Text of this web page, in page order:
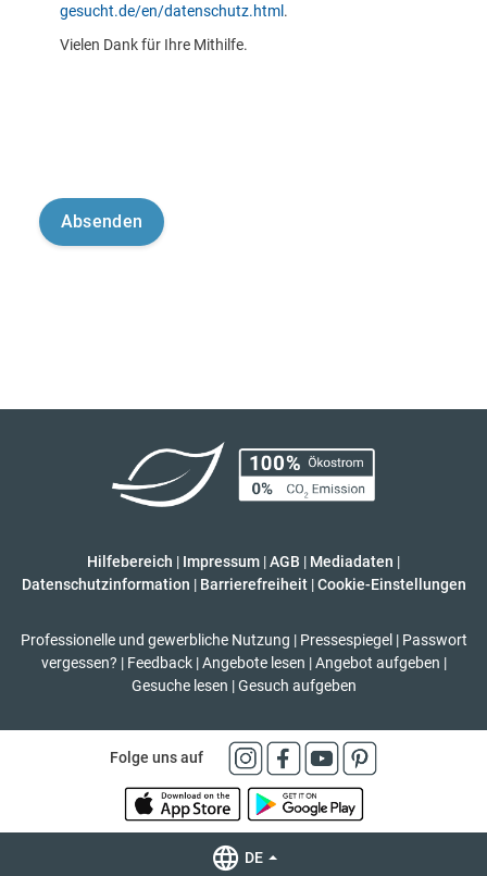
gesucht.de/en/datenschutz.html .
Vielen Dank für Ihre Mithilfe.
Hilfebereich | Impressum |AGB | Mediadaten |
Datenschutzinformation | Barrierefreiheit | Cookie-Einstellungen
Professionelle und gewerbliche Nutzung | Pressespiegel | Passwort
vergessen? | Feedback | Angebote lesen | Angebot aufgeben |
Gesuche lesen | Gesuch aufgeben
Folge uns auf
DE